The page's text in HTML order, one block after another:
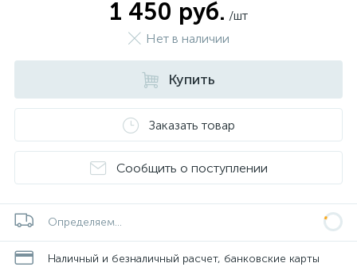
1 450 руб. /шт
Нет в наличии
Купить
Заказать товар
Сообщить о поступлении
Определяем...
Наличный и безналичный расчет, банковские карты